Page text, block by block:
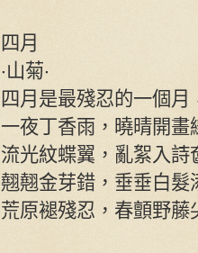
四月
‧山菊‧
四月是最殘忍的一個
一夜丁香雨，曉晴開畫
流光紋蝶翼，亂絮入詩
翹翹金芽錯，垂垂白髮
荒原褪殘忍，春顫野藤